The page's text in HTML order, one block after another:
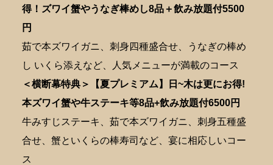
得！ズワイ蟹やうなぎ棒めし8品＋飲み放題付5500
円
茹で本ズワイガニ、刺身四種盛合せ、うなぎの棒め
し いくら添えなど、人気メニューが満載のコース
＜横断幕特典＞【夏プレミアム】日~木は更にお得!
本ズワイ蟹や牛ステーキ等8品+飲み放題付6500円
牛みすじステーキ、茹で本ズワイガニ、刺身五種盛
合せ、蟹といくらの棒寿司など、宴に相応しいコー
ス